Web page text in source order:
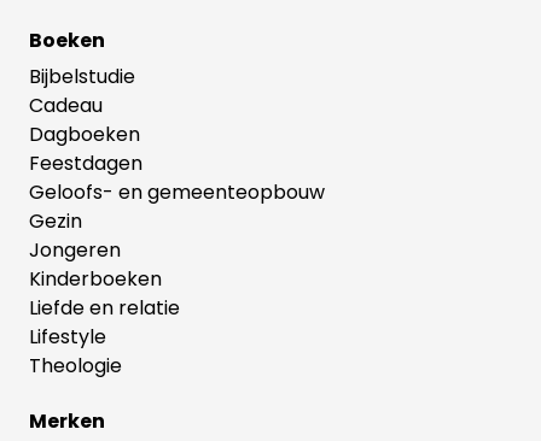
Boeken
Bijbelstudie
Cadeau
Dagboeken
Feestdagen
Geloofs- en gemeenteopbouw
Gezin
Jongeren
Kinderboeken
Liefde en relatie
Lifestyle
Theologie
Merken